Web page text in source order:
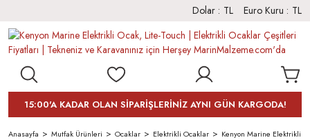
Dolar : TL Euro Kuru : TL
15:00'A KADAR OLAN SİPARİŞLERİNİZ AYNI GÜN KARGODA!
Anasayfa Mutfak Ürünleri Ocaklar Elektrikli Ocaklar Kenyon Marine Elektrikli